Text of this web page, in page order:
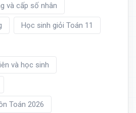
và cấp số nhân
Học sinh giỏi Toán 11
và học sinh
Toán 2026